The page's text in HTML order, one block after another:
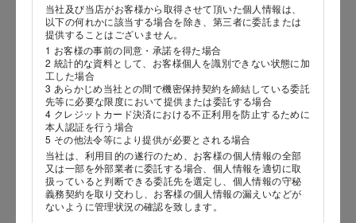
当社及び当店がお客様から取得させて頂いた個人情報は、
以下の何れかに該当する場合を除き、第三者に委託または
提供することはございません。
1 お客様の事前の同意・承諾を得た場合
2 統計的な資料として、お客様個人を識別できない状態に加
工した場合
3 あらかじめ当社との間で機密保持契約を締結している委託
先等に必要な限度において提供または委託する場合
4 クレジットカード決済における不正利用を防止するために
本人認証を行う場合
5 その他法令等により提供が必要とされる場合
当社は、利用目的の遂行のため、お客様の個人情報の全部
又は一部を外部業者に委託する場合、個人情報を適切に取
扱っていると判断できる委託先を選定し、個人情報の守秘
義務契約を取り交わし、お客様の個人情報の漏えいなどが
ないように管理状況の確認を致します。
生年月日
年
岳や末広がりを意味す
やつ時」という意味を込
。雄大な八ヶ岳山麓の自
れる、こだわりのスイー
海外 Overseas shops
Indonesia
Malaysia
Hong Kong
UAE
Thailand
Vietnam